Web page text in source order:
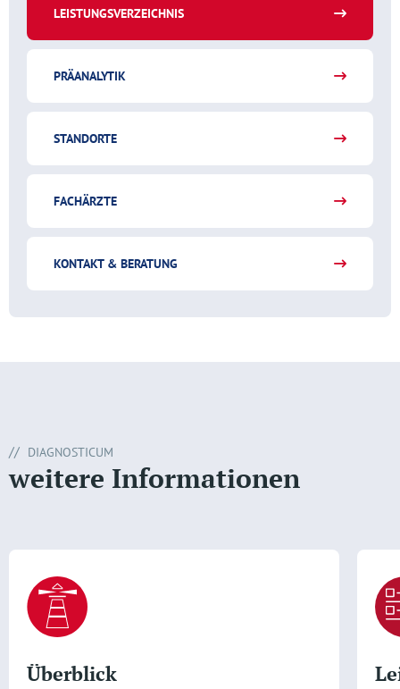
LEISTUNGSVERZEICHNIS
PRÄANALYTIK
STANDORTE
FACHÄRZTE
KONTAKT & BERATUNG
DIAGNOSTICUM
weitere Informationen
Überblick